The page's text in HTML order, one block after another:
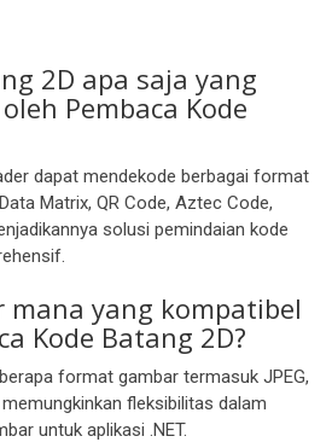
2D apa saja yang
Pembaca Kode
dapat mendekode berbagai format
Matrix, QR Code, Aztec Code,
solusi pemindaian kode
mana yang kompatibel
Kode Batang 2D?
format gambar termasuk JPEG,
memungkinkan fleksibilitas dalam
untuk aplikasi .NET.